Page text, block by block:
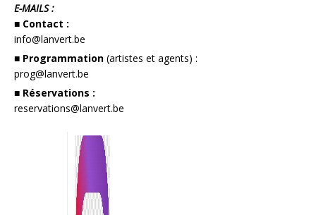
E-MAILS :
■ Contact :
info@lanvert.be
■ Programmation (artistes et agents) :
prog@lanvert.be
■ Réservations :
reservations@lanvert.be